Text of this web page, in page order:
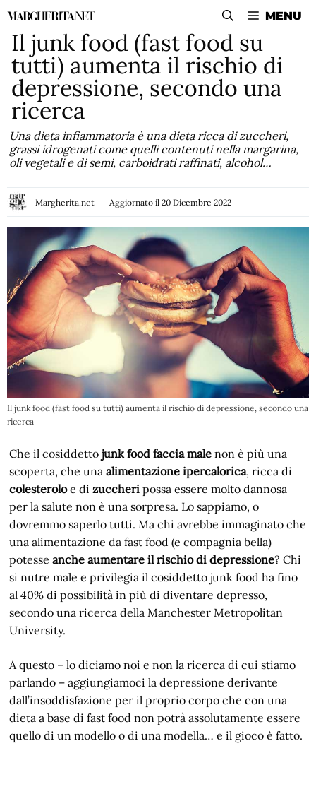
Vai
contenuto
MENU
Il junk food (fast food su
tutti) aumenta il rischio di
depressione, secondo una
ricerca
Una dieta infiammatoria è una dieta ricca di zuccheri,
grassi idrogenati come quelli contenuti nella margarina,
oli vegetali e di semi, carboidrati raffinati, alcohol…
Margherita.net Aggiornato il 20 Dicembre 2022
Il junk food (fast food su tutti) aumenta il rischio di depressione, secondo una
ricerca
Che il cosiddettojunk food faccia male non è più una
scoperta, che unaalimentazione ipercalorica, ricca di
colesteroloe dizuccheri possa essere molto dannosa
per la salute non è una sorpresa. Lo sappiamo, o
dovremmo saperlo tutti. Ma chi avrebbe immaginato che
una alimentazione da fast food (e compagnia bella)
potesseanche aumentare il rischio di depressione? Chi
si nutre male e privilegia il cosiddetto junk food ha fino
al 40% di possibilità in più di diventare depresso,
secondo una ricerca della Manchester Metropolitan
University.
A questo – lo diciamo noi e non la ricerca di cui stiamo
parlando – aggiungiamoci la depressione derivante
dall’insoddisfazione per il proprio corpo che con una
dieta a base di fast food non potrà assolutamente essere
quello di un modello o di una modella… e il gioco è fatto.